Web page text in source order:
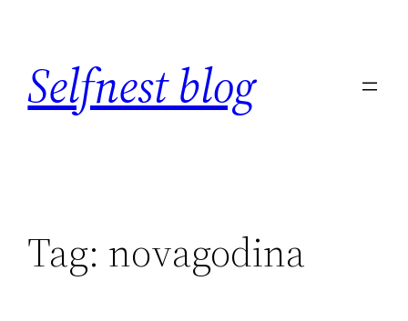
content
Selfnest blog
Tag: novagodina